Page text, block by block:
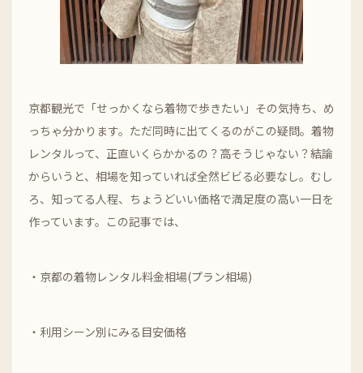
京都観光で「せっかくなら着物で歩きたい」その気持ち、め
っちゃ分かります。ただ同時に出てくるのがこの疑問。着物
レンタルって、正直いくらかかるの？高そうじゃない？結論
からいうと、相場を知っていれば全然ビビる必要なし。むし
ろ、知ってる人程、ちょうどいい価格で満足度の高い一日を
作っています。この記事では、
・京都の着物レンタル料金相場(プラン相場)
・利用シーン別にみる目安価格